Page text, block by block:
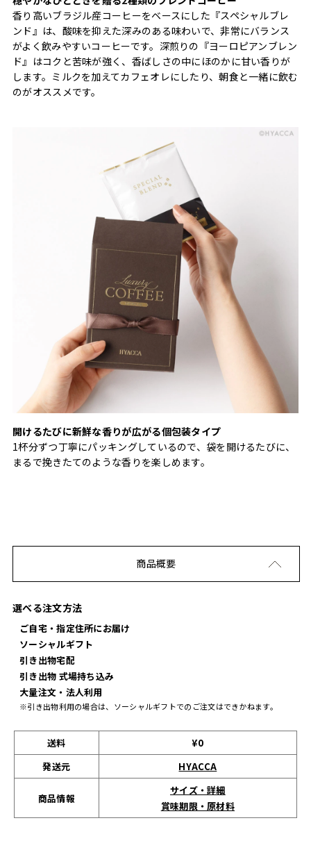
香り高いブラジル産コーヒーをベースにした『スペシャルブレ
ンド』は、酸味を抑えた深みのある味わいで、非常にバランス
がよく飲みやすいコーヒーです。深煎りの『ヨーロピアンブレン
ド』はコクと苦味が強く、香ばしさの中にほのかに甘い香りが
します。ミルクを加えてカフェオレにしたり、朝食と一緒に飲む
のがオススメです。
開けるたびに新鮮な香りが広がる個包装タイプ
1杯分ずつ丁寧にパッキングしているので、袋を開けるたびに、
まるで挽きたてのような香りを楽しめます。
商品概要
選べる注文方法
ご自宅・指定住所にお届け
ソーシャルギフト
引き出物宅配
引き出物 式場持ち込み
大量注文・法人利用
※引き出物利用の場合は、ソーシャルギフトでのご注文はできかねます。
送料
¥0
発送元
HYACCA
商品情報
サイズ・詳細
賞味期限・原材料